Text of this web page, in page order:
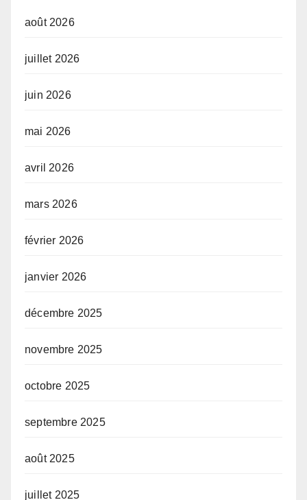
août 2026
juillet 2026
juin 2026
mai 2026
avril 2026
mars 2026
février 2026
janvier 2026
décembre 2025
novembre 2025
octobre 2025
septembre 2025
août 2025
juillet 2025